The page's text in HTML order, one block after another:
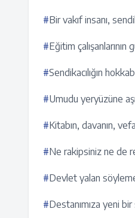
#Bir vakıf insanı,
#Eğitim
#Sendikacılığın
#Umudu yeryüzüne
#Kitabın, davanın,
#Ne rakipsiniz ne de
#Devlet yalan
#Destanımıza yeni